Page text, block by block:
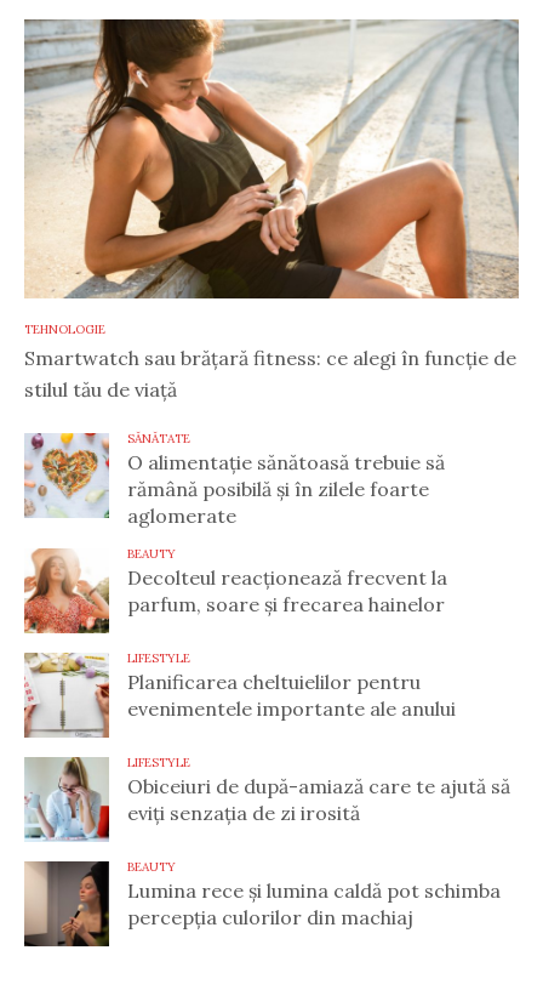
TEHNOLOGIE
Smartwatch sau brățară fitness: ce alegi în funcție de
stilul tău de viață
SĂNĂTATE
O alimentație sănătoasă trebuie să
rămână posibilă și în zilele foarte
aglomerate
BEAUTY
Decolteul reacționează frecvent la
parfum, soare și frecarea hainelor
LIFESTYLE
Planificarea cheltuielilor pentru
evenimentele importante ale anului
LIFESTYLE
Obiceiuri de după-amiază care te ajută să
eviți senzația de zi irosită
BEAUTY
Lumina rece și lumina caldă pot schimba
percepția culorilor din machiaj